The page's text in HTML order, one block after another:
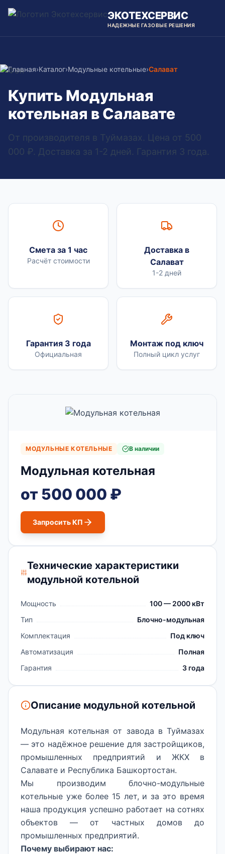
ЭКОТЕХСЕРВИС
НАДЕЖНЫЕ ГАЗОВЫЕ РЕШЕНИЯ
Главная›Каталог›Модульные котельные›Салават
Купить Модульная
котельная в Салавате
От производителя в Туймазах. Цена от 500
000 ₽. Доставка за 1-2 дней. Гарантия 3 года.
Смета за 1 час
Расчёт стоимости
Доставка в
Салават
1-2 дней
Гарантия 3 года
Официальная
Монтаж под ключ
Полный цикл услуг
МОДУЛЬНЫЕ КОТЕЛЬНЫЕ В наличии
Модульная котельная
от 500 000 ₽
Запросить КП
Технические характеристики
модульной котельной
Мощность
100 — 2000 кВт
Тип
Блочно-модульная
Комплектация
Под ключ
Автоматизация
Полная
Гарантия
3 года
Описание модульной котельной
Модульная котельная от завода в Туймазах
— это надёжное решение для застройщиков,
промышленных предприятий и ЖКХ в
Салавате и Республика Башкортостан.
Мы производим блочно-модульные
котельные уже более 15 лет, и за это время
наша продукция успешно работает на сотнях
объектов — от частных домов до
промышленных предприятий.
Почему выбирают нас: